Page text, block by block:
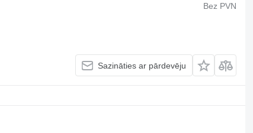
Bez PVN
Sazināties ar pārdevēju